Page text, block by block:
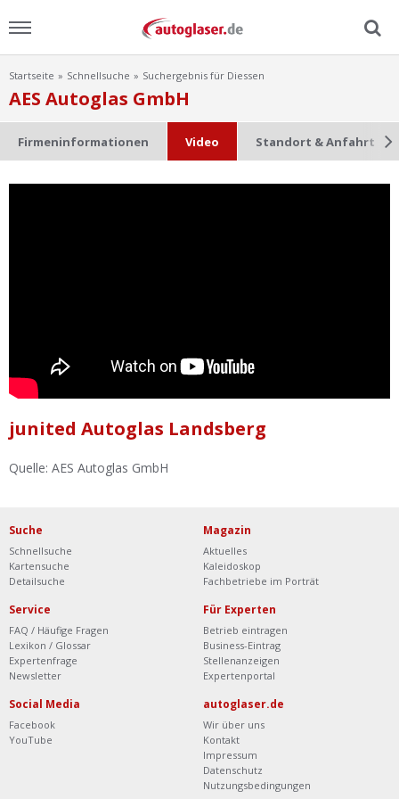
Menu
Home
Lexikon
Kostenlos eintragen
Startseite Schnellsuche Suchergebnis für Diessen
AES Autoglas GmbH
Firmeninformationen Video Standort & Anfahrt
junited Autoglas Landsberg
Quelle: AES Autoglas GmbH
Suche
Schnellsuche
Kartensuche
Detailsuche
Magazin
Aktuelles
Kaleidoskop
Fachbetriebe im Porträt
Service
FAQ / Häufige Fragen
Lexikon / Glossar
Expertenfrage
Newsletter
Für Experten
Betrieb eintragen
Business-Eintrag
Stellenanzeigen
Expertenportal
Social Media
Facebook
YouTube
autoglaser.de
Wir über uns
Kontakt
Impressum
Datenschutz
Nutzungsbedingungen